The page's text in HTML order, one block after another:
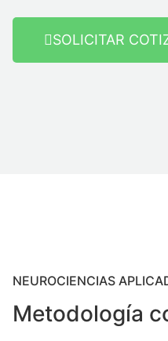
SOLICITAR
NEUROCIENCIAS
Metodología